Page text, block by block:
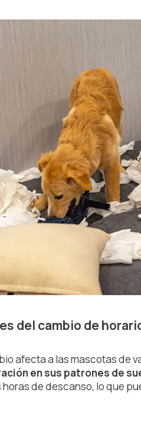
del cambio de
afecta a las mascotas de
en sus patrones de
de descanso, lo que